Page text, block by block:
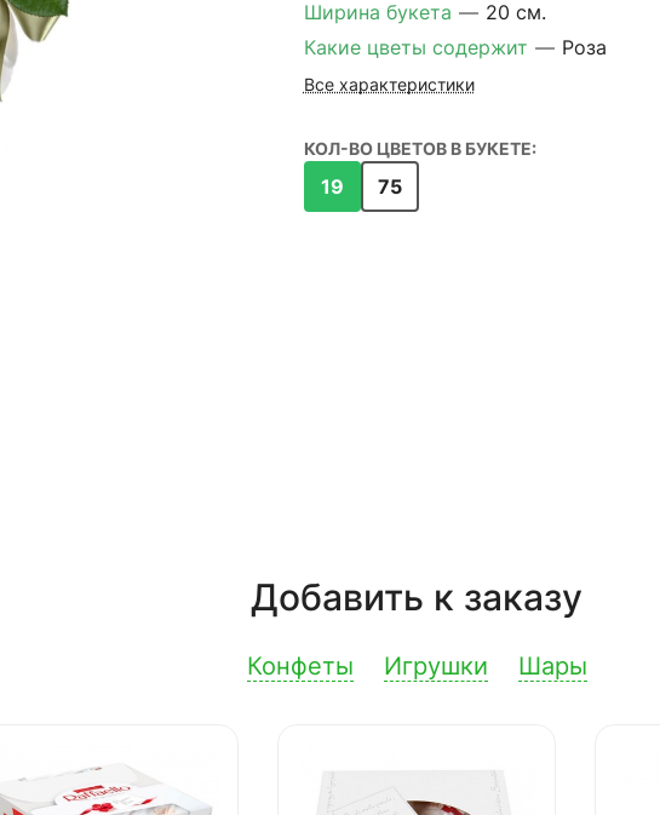
Ширина букета — 20 см.
Какие цветы содержит — Роза
Все характеристики
КОЛ-ВО ЦВЕТОВ В БУКЕТЕ:
19 75
Добавить к заказу
Конфеты Игрушки Шары